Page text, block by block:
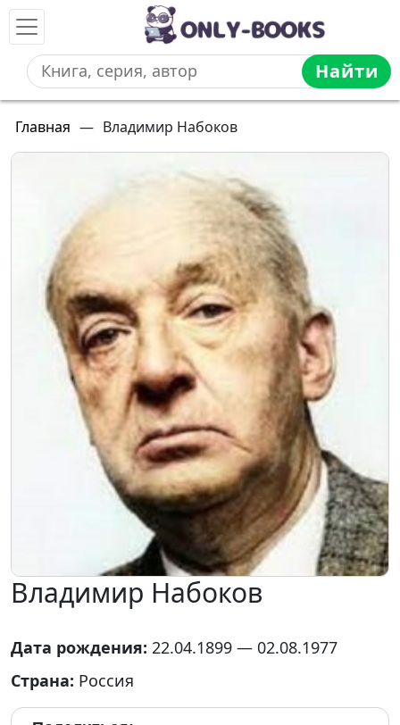
Найти
Главная — Владимир Набоков
Владимир Набоков
Дата рождения: 22.04.1899 — 02.08.1977
Страна: Россия